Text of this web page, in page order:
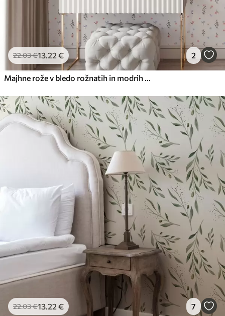
22.03€13.22 € 2
Majhne rože v bledo rožnatih in modrih tonih na kremnem ozadju
22.03€13.22 € 7